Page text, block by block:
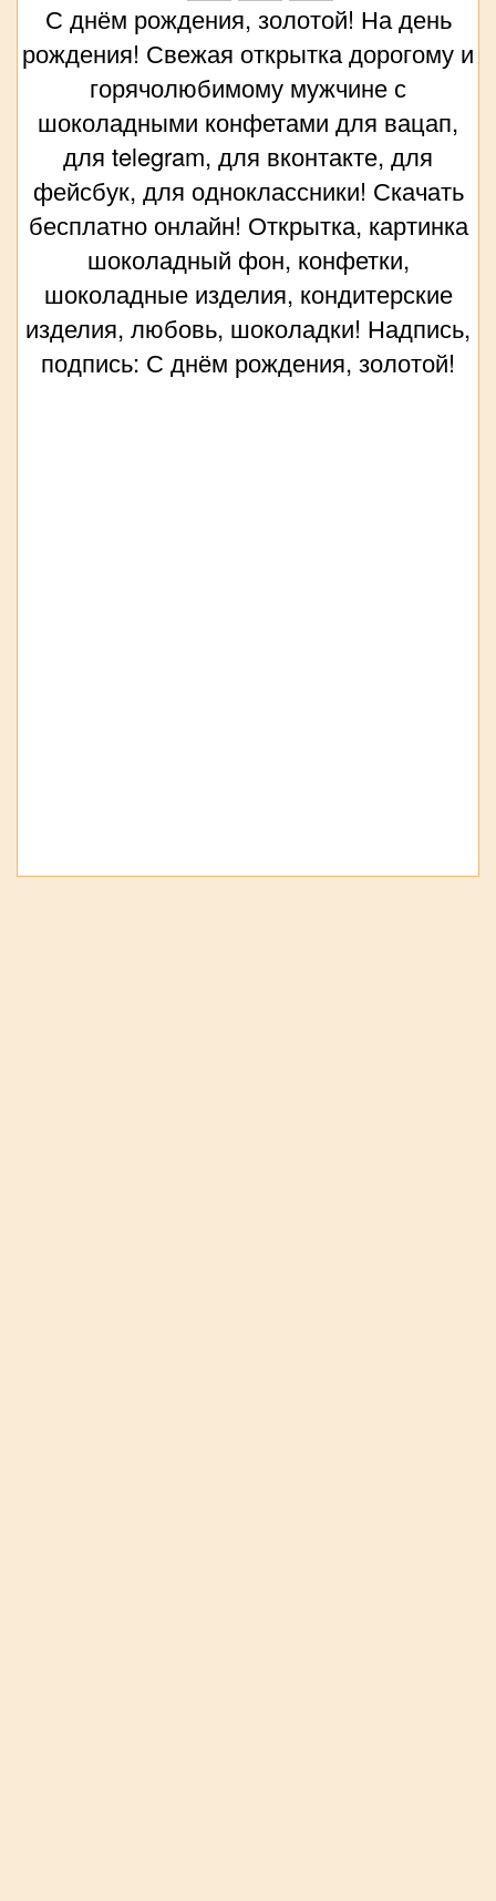
С днём рождения, золотой! На день
рождения! Свежая открытка дорогому и
горячолюбимому мужчине с
шоколадными конфетами для вацап,
для telegram, для вконтакте, для
фейсбук, для одноклассники! Скачать
бесплатно онлайн! Открытка, картинка
шоколадный фон, конфетки,
шоколадные изделия, кондитерские
изделия, любовь, шоколадки! Надпись,
подпись: С днём рождения, золотой!